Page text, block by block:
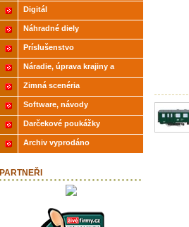
Digitál
Náhradné diely
Príslušenstvo
Náradie, úprava krajiny a
modelov
Zimná scenéria
Software, návody
Darčekové poukážky
Archiv vyprodáno
PARTNEŘI